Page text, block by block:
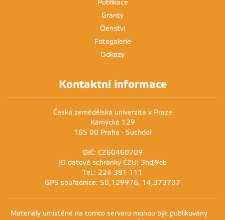
Publikace
Granty
Členství
Fotogalerie
Odkazy
Kontaktní informace
Česká zemědělská univerzita v Praze
Kamýcká 129
165 00 Praha - Suchdol
DIČ: CZ60460709
ID datové schránky ČZU: 3hdj9cb
Tel.: 224 381 111
GPS souřadnice: 50,129976, 14,373707
Materiály umístěné na tomto serveru mohou být publikovány